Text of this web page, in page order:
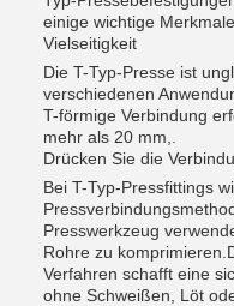
einige wichtige
Vielseitigkeit
Die T-Typ-Presse ist
verschiedenen
T-förmige Verbindung
mehr als 20 mm,.
Drücken Sie die
Bei T-Typ-Pressfittings
Presswerkzeug
Rohre zu
Verfahren schafft eine
ohne Schweißen, Löt